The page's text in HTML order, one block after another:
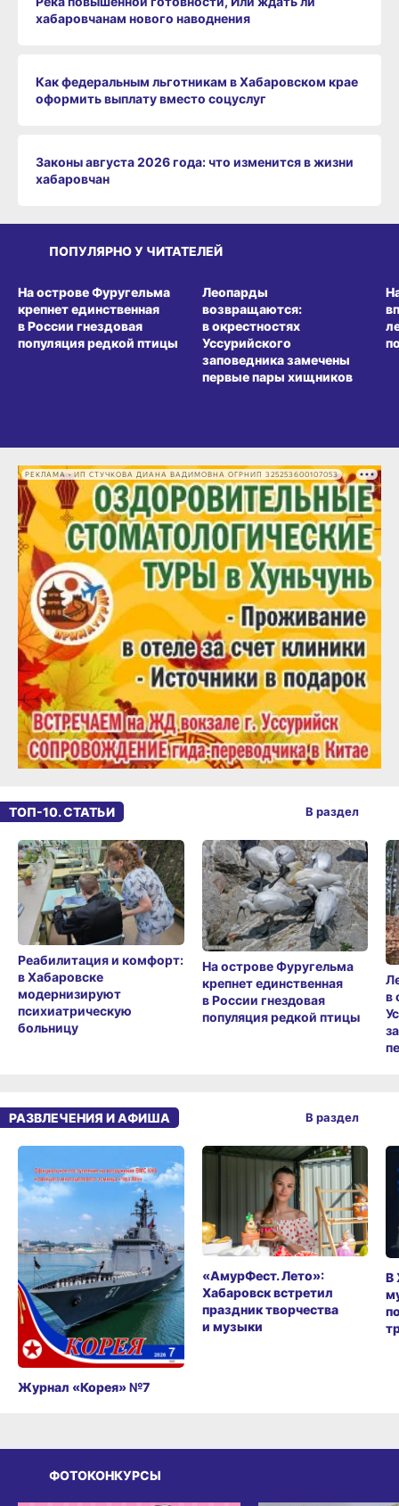
хабаровчанам нового наводнения
Как федеральным льготникам в Хабаровском крае
оформить выплату вместо соцуслуг
Законы августа 2026 года: что изменится в жизни
хабаровчан
ПОПУЛЯРНО У ЧИТАТЕЛЕЙ
На острове Фуругельма
крепнет единственная
в России гнездовая
популяция редкой птицы
Леопарды
возвращаются:
в окрестностях
Уссурийского
заповедника замечены
первые пары хищников
РЕКЛАМА • ИП СТУЧКОВА ДИАНА ВАДИМОВНА ОГРНИП 325253600107053
ТОП-10. СТАТЬИ
Реабилитация и комфорт:
в Хабаровске
модернизируют
психиатрическую
больницу
На острове Фуругельма
крепнет единственная
в России гнездовая
популяция редкой птицы
в
В раздел
РАЗВЛЕЧЕНИЯ И АФИША
Журнал «Корея» №7
«АмурФест. Лето»:
Хабаровск встретил
праздник творчества
и музыки
В
В раздел
ФОТОКОНКУРСЫ